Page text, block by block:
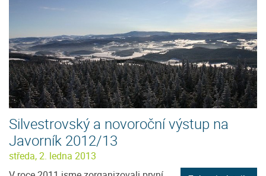
Silvestrovský a novoroční výstup na
Javorník 2012/13
středa, 2. ledna 2013